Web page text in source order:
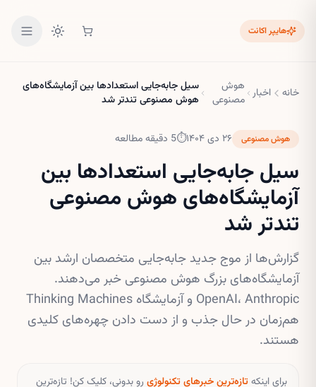
هایپر اکانت
خانه اخبار هوش
مصنوعی
سیل جابه‌جایی استعدادها بین آزمایشگاه‌های
هوش مصنوعی تندتر شد
هوش مصنوعی ۲۶ دی ۱۴۰۴ ⏱
5 دقیقه مطالعه
سیل جابه‌جایی استعدادها بین
آزمایشگاه‌های هوش مصنوعی
تندتر شد
گزارش‌ها از موج جدید جابه‌جایی متخصصان ارشد بین
آزمایشگاه‌های بزرگ هوش مصنوعی خبر می‌دهند.
OpenAI، Anthropic و آزمایشگاه Thinking Machines
هم‌زمان در حال جذب و از دست دادن چهره‌های کلیدی
هستند.
برای اینکهتازه‌ترین خبرهای تکنولوژی رو بدونی، کلیک کن! تازه‌ترین